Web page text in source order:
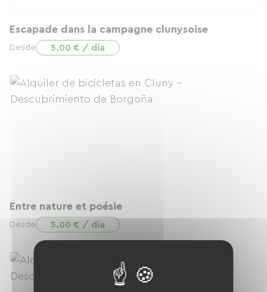
Escapade dans la campagne clunysoise
Desde 5.00 € / día
Entre nature et poésie
Desde 5.00 € / día